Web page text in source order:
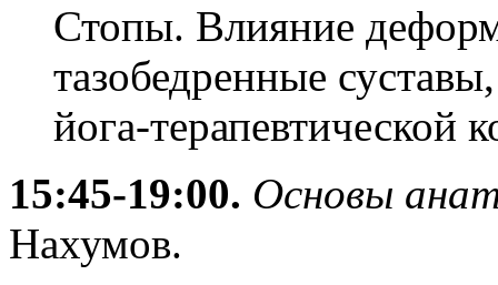
Стопы. Влияние
тазобедренные
йога-терапевтической
15:45-19:00. Основы
Нахумов.